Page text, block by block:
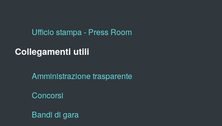
Ufficio stampa - Press Room
Collegamenti utili
Amministrazione trasparente
Concorsi
Bandi di gara